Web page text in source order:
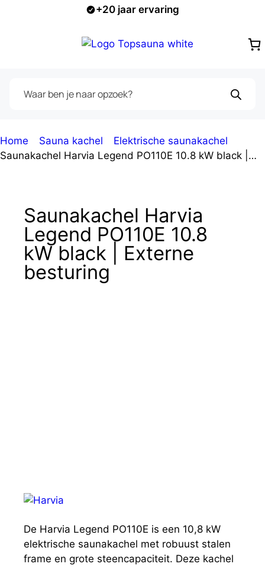
+20 jaar ervaring
zoeken
Home Sauna kachel Elektrische saunakachel
Saunakachel Harvia Legend PO110E 10.8 kW black |
Saunakachel Harvia
Legend PO110E 10.8
kW black | Externe
besturing
De Harvia Legend PO110E is een 10,8 kW
elektrische saunakachel met robuust stalen
frame en grote steencapaciteit. Deze kachel